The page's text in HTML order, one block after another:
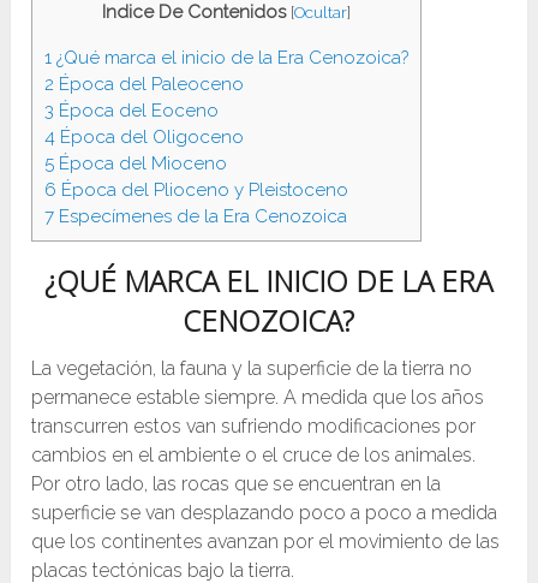
Indice De Contenidos [Ocultar]
1 ¿Qué marca el inicio de la Era Cenozoica?
2 Época del Paleoceno
3 Época del Eoceno
4 Época del Oligoceno
5 Época del Mioceno
6 Época del Plioceno y Pleistoceno
7 Especímenes de la Era Cenozoica
¿QUÉ MARCA EL INICIO DE LA ERA
CENOZOICA?
La vegetación, la fauna y la superficie de la tierra no
permanece estable siempre. A medida que los años
transcurren estos van sufriendo modificaciones por
cambios en el ambiente o el cruce de los animales.
Por otro lado, las rocas que se encuentran en la
superficie se van desplazando poco a poco a medida
que los continentes avanzan por el movimiento de las
placas tectónicas bajo la tierra.